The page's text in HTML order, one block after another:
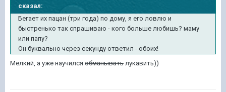
сказал:
Бегает их пацан (три года) по дому, я его ловлю и
быстренько так спрашиваю - кого больше любишь? маму
или папу?
Он буквально через секунду ответил - обоих!
Мелкий, а уже научился обманывать лукавить))